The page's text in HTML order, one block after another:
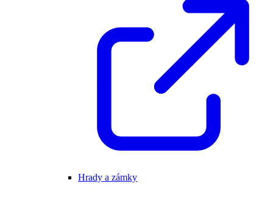
Hrady a zámky